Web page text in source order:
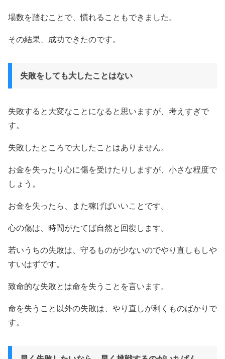
場数を踏むことで、慣れることもできました。
その結果、成功できたのです。
失敗をしても大したことはない
失敗すると大変なことになると思いますが、考えすぎで
す。
失敗したところで大したことはありません。
お金を失ったり心に傷を受けたりしますが、小さな程度で
しょう。
お金を失ったら、また稼げばいいことです。
心の傷は、時間がたてば自然と回復します。
若いうちの失敗は、守るものが少ないのでやり直しもしや
すいはずです。
致命的な失敗とは命を失うことを言います。
命を失うこと以外の失敗は、やり直しが利くものばかりで
す。